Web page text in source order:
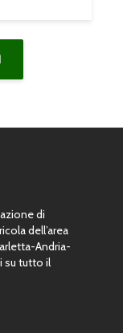
di
dell’area
Andria-
su tutto il